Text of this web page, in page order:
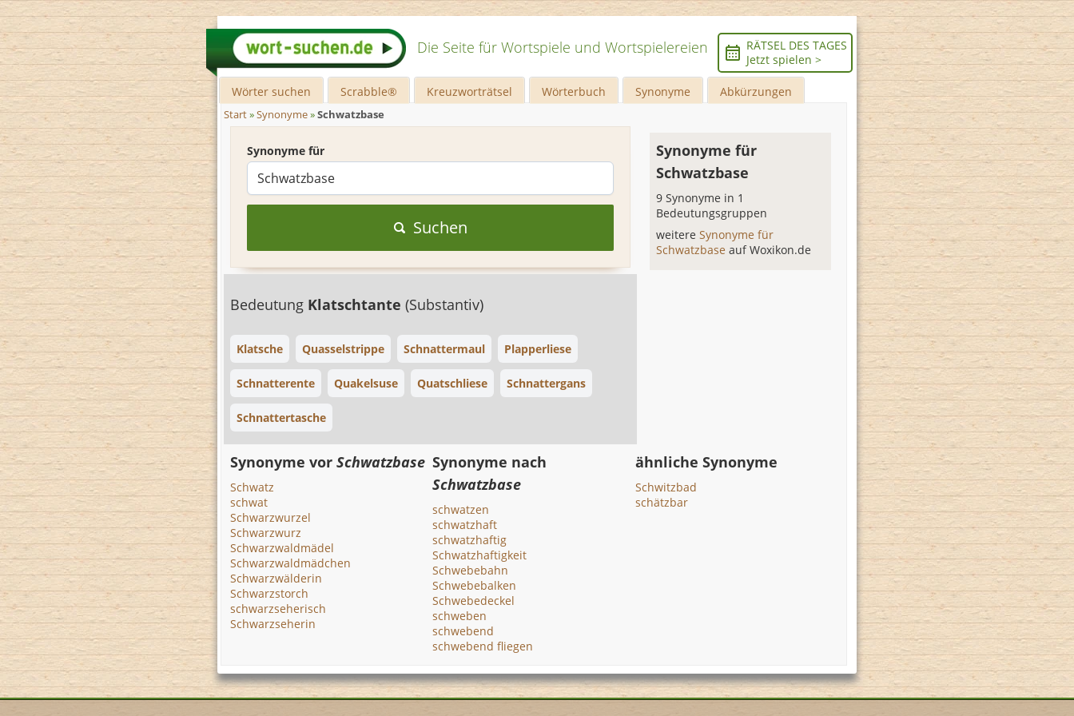
Die Seite für Wortspiele und Wortspielereien
RÄTSEL DES TAGES
Jetzt spielen >
Wörter suchen Scrabble® Kreuzworträtsel Wörterbuch Synonyme Abkürzungen
Start»Synonyme»Schwatzbase
Synonyme für
Suchen
Bedeutung Klatschtante (Substantiv)
Klatsche Quasselstrippe Schnattermaul Plapperliese
Schnatterente Quakelsuse Quatschliese Schnattergans
Schnattertasche
Synonyme für
Schwatzbase
9 Synonyme in 1
Bedeutungsgruppen
weitereSynonyme für
Schwatzbaseauf Woxikon.de
Synonyme vor Schwatzbase
Schwatz
schwat
Schwarzwurzel
Schwarzwurz
Schwarzwaldmädel
Schwarzwaldmädchen
Schwarzwälderin
Schwarzstorch
schwarzseherisch
Schwarzseherin
Synonyme nach
Schwatzbase
schwatzen
schwatzhaft
schwatzhaftig
Schwatzhaftigkeit
Schwebebahn
Schwebebalken
Schwebedeckel
schweben
schwebend
schwebend fliegen
ähnliche Synonyme
Schwitzbad
schätzbar